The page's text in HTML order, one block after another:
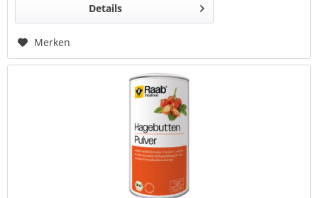
Details
Merken